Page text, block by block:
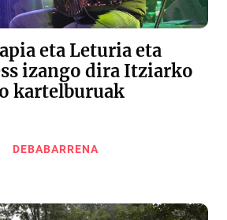
eta Leturia eta
izango dira Itziarko
kartelburuak
DEBABARRENA